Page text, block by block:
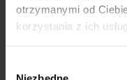
otrzymanymi od
korzystania z ich